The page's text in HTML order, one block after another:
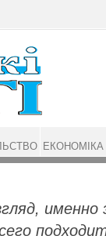
именно
ЕКОНОМІКА